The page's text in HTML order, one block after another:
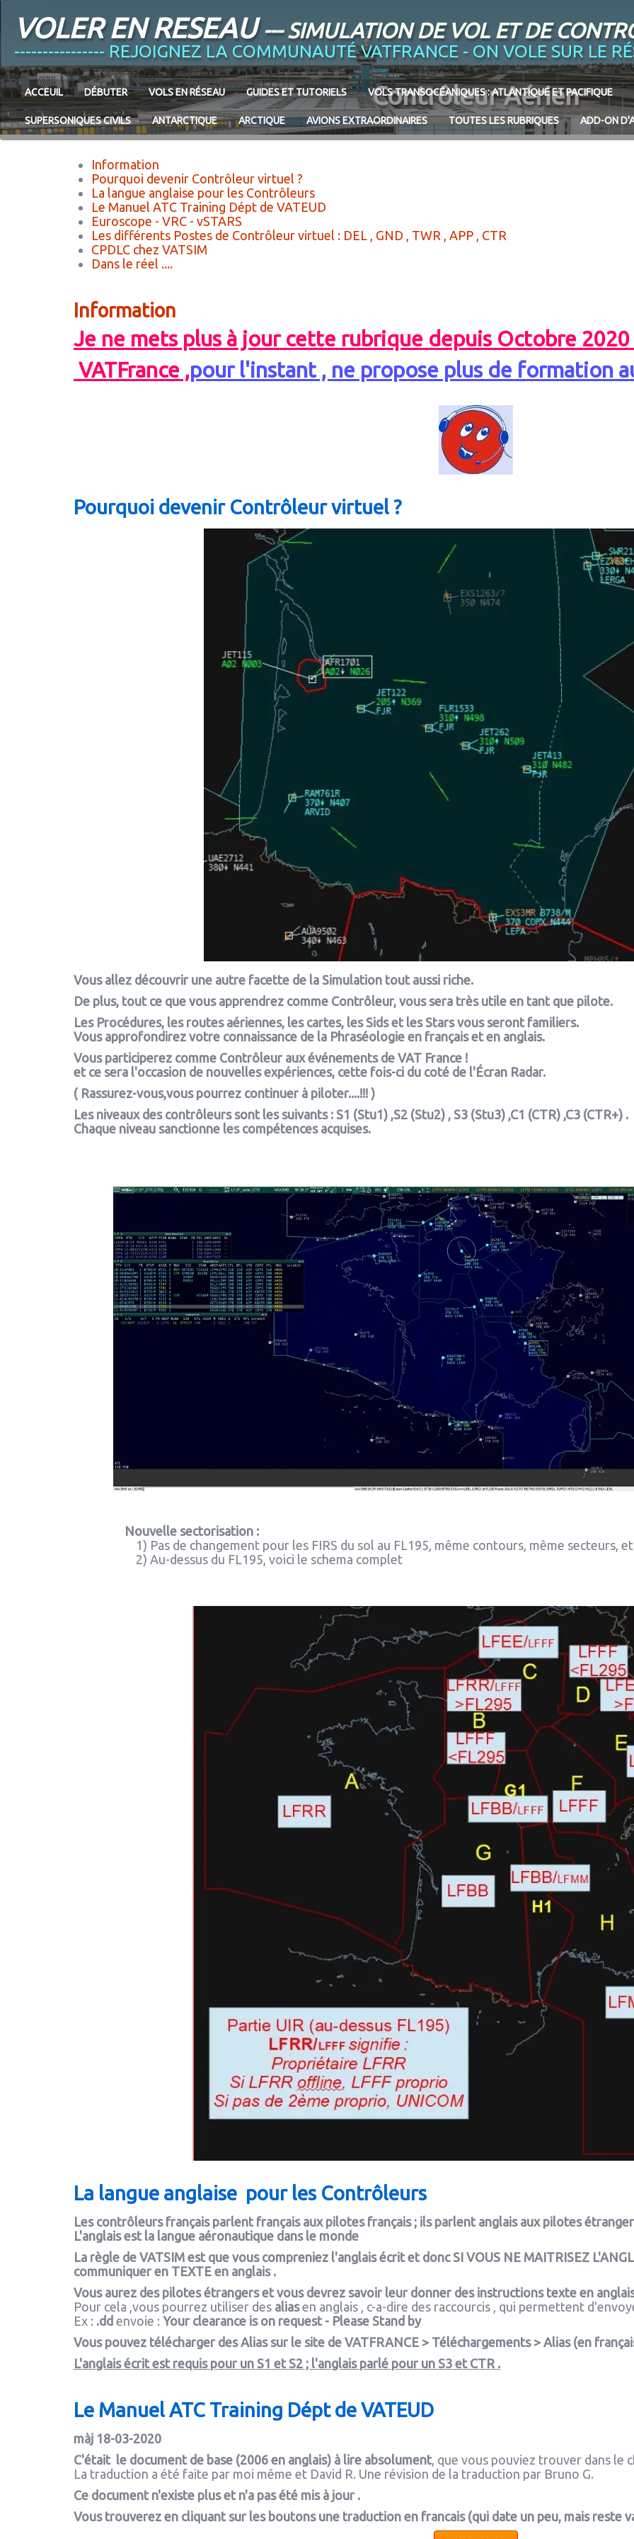
VOLER EN RESEAU--- SIMULATION DE VOL ET DE
---------------- REJOIGNEZ LA COMMUNAUTÉ VATFRANCE - ON VOLE SUR LE
ACCEUIL DÉBUTER VOLS EN RÉSEAU GUIDES ET TUTORIELS VOLS TRANSOCÉANIQUES : ATLANTIQUE ET PACIFIQUE
SUPERSONIQUES CIVILS ANTARCTIQUE ARCTIQUE AVIONS EXTRAORDINAIRES TOUTES LES RUBRIQUES ADD-ON
Contrôleur Aérien
Information
Pourquoi devenir Contrôleur virtuel ?
La langue anglaise pour les Contrôleurs
Le Manuel ATC Training Dépt de VATEUD
Euroscope - VRC - vSTARS
Les différents Postes de Contrôleur virtuel : DEL , GND , TWR , APP , CTR
CPDLC chez VATSIM
Dans le réel ....
Information
Je ne mets plus à jour cette rubrique depuis Octobre 2020
VATFrance ,pour l'instant , ne propose plus de formation
Pourquoi devenir Contrôleurvirtuel ?
Vous allez découvrir une autre facette de la Simulation tout aussi riche.
De plus, tout ce que vous apprendrez comme Contrôleur, vous sera très utile en tant que pilote.
Les Procédures, les routes aériennes, les cartes, les Sids et les Stars vous seront familiers.
Vous approfondirez votre connaissance de la Phraséologie en français et en anglais.
Vous participerez comme Contrôleur aux événements de VAT France !
et ce sera l'occasion de nouvelles expériences, cette fois-ci du coté de l'Écran Radar.
( Rassurez-vous,vous pourrez continuer à piloter....!!! )
Les niveaux des contrôleurs sont les suivants : S1 (Stu1) ,S2 (Stu2) , S3 (Stu3) ,C1 (CTR) ,C3 (CTR+) .
Chaque niveau sanctionne les compétences acquises.
Nouvelle sectorisation :
1) Pas de changement pour les FIRS du sol au FL195, même contours, même secteurs,
2) Au-dessus du FL195, voici le schema complet
La langue anglaise pour les Contrôleurs
Les contrôleurs français parlent français aux pilotes français ; ils parlent anglais aux pilotes
L'anglais est la langue aéronautique dans le monde
La règle de VATSIM est que vous compreniez l'anglais écrit et donc SI VOUS NE MAITRISEZ
communiquer en TEXTE en anglais .
Vous aurez des pilotes étrangers et vous devrez savoir leur donner des instructions texte en
Pour cela ,vous pourrez utiliser des aliasen anglais , c-a-dire des raccourcis , qui permettent
Ex : .dd envoie : Your clearance is on request - Please Stand by
Vous pouvez télécharger des Alias sur le site de VATFRANCE > Téléchargements > Alias (en
L'anglais écrit est requis pour un S1 et S2 ; l'anglais parlé pour un S3 et CTR .
Le Manuel ATC Training Dépt deVATEUD
màj 18-03-2020
C'était le document de base (2006 en anglais) à lire absolument, que vous pouviez trouver dans le
La traduction a été faite par moi même et David R. Une révision de la traduction par Bruno G.
Ce document n'existe plus et n'a pas été mis à jour .
Vous trouverez en cliquant sur les boutons une traduction en francais (qui date un peu, mais reste